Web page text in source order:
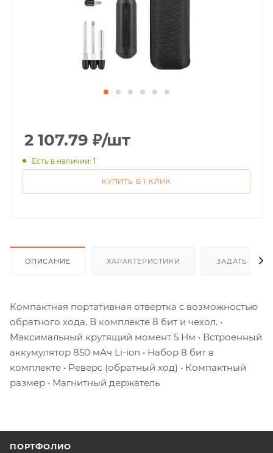
2 107.79 ₽/шт
Есть в наличии: 1
КУПИТЬ В 1 КЛИК
ОПИСАНИЕ ХАРАКТЕРИСТИКИ ЗАДАТЬ
Компактная портативная отвертка с возможностью
обратного хода. В комплекте 8 бит и чехол. •
Максимальный крутящий момент 5 Нм • Встроенный
аккумулятор 850 мАч Li-ion • Набор 8 бит в
комплекте • Реверс (обратный ход) • Компактный
размер • Магнитный держатель
ПОРТФОЛИО